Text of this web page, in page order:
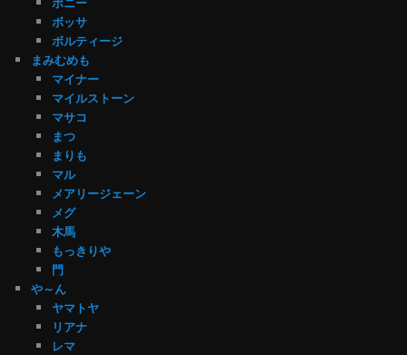
ボッサ
ボルティージ
まみむめも
マイナー
マイルストーン
マサコ
まつ
まりも
マル
メアリージェーン
メグ
木馬
もっきりや
門
や～ん
ヤマトヤ
リアナ
レマ